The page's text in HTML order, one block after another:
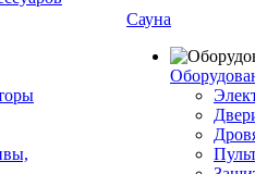
Сауна